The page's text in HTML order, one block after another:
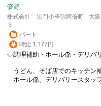
倍野
株式会社 黒門小雀弥阿倍野 - 大阪
３
パート
時給 1,177円
◇調理補助・ホール係・ デリバ
うどん、そば店でのキッチン
ホール係、 デリバリー スタッ